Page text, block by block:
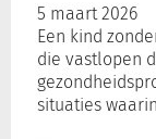
5 maart 2026
Een kind
die vastlopen
situaties